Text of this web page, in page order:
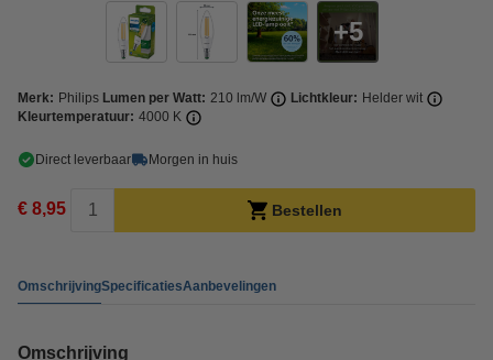
5
Merk: Philips Lumen per Watt: 210 lm/W Lichtkleur: Helder wit
Kleurtemperatuur: 4000 K
Direct leverbaar Morgen in huis
€ 8,95 Bestellen
OmschrijvingSpecificatiesAanbevelingen
Omschrijving